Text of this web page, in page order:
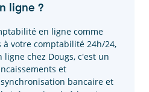
ligne ?
en ligne comme
à votre comptabilité 24h/24,
chez Dougs, c'est un
et
bancaire et